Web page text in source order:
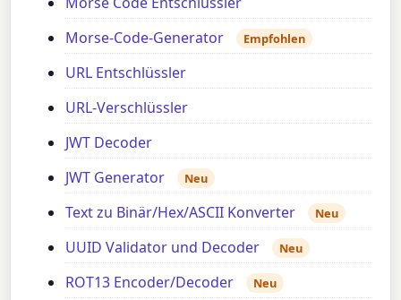
Morse-Code-Generator
Empfohlen
URL Entschlüssler
URL-Verschlüssler
JWT Decoder
JWT Generator
Neu
Text zu Binär/Hex/ASCII Konverter Neu
UUID Validator und Decoder Neu
ROT13 Encoder/Decoder Neu